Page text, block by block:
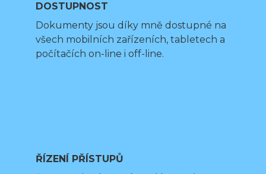
DOSTUPNOST
Dokumenty jsou díky mně dostupné na
všech mobilních zařízeních, tabletech a
počítačích on-line i off-line.
ŘÍZENÍ PŘÍSTUPŮ